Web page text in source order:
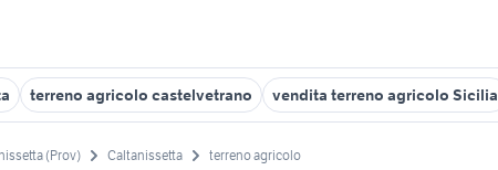
terreno agricolo castelvetrano vendita terreno agricolo Sicilia
(Prov) Caltanissetta terreno agricolo